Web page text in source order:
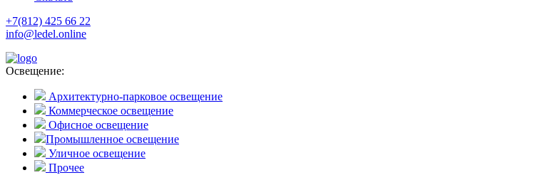
+7(812) 425 66 22
info@ledel.online
Освещение:
Архитектурно-парковое освещение
Коммерческое освещение
Офисное освещение
Промышленное освещение
Уличное освещение
Прочее